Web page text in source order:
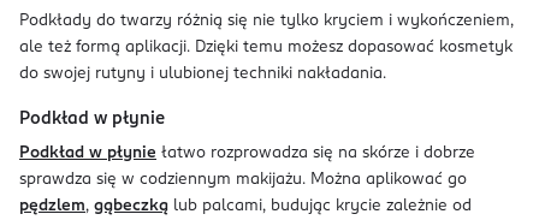
Podkłady do twarzy różnią się nie tylko kryciem i wykończeniem,
ale też formą aplikacji. Dzięki temu możesz dopasować kosmetyk
do swojej rutyny i ulubionej techniki nakładania.
Podkład w płynie
Podkład w płynie łatwo rozprowadza się na skórze i dobrze
sprawdza się w codziennym makijażu. Można aplikować go
pędzlem, gąbeczką lub palcami, budując krycie zależnie od